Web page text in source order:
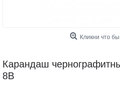
Кликни что
Карандаш
8В